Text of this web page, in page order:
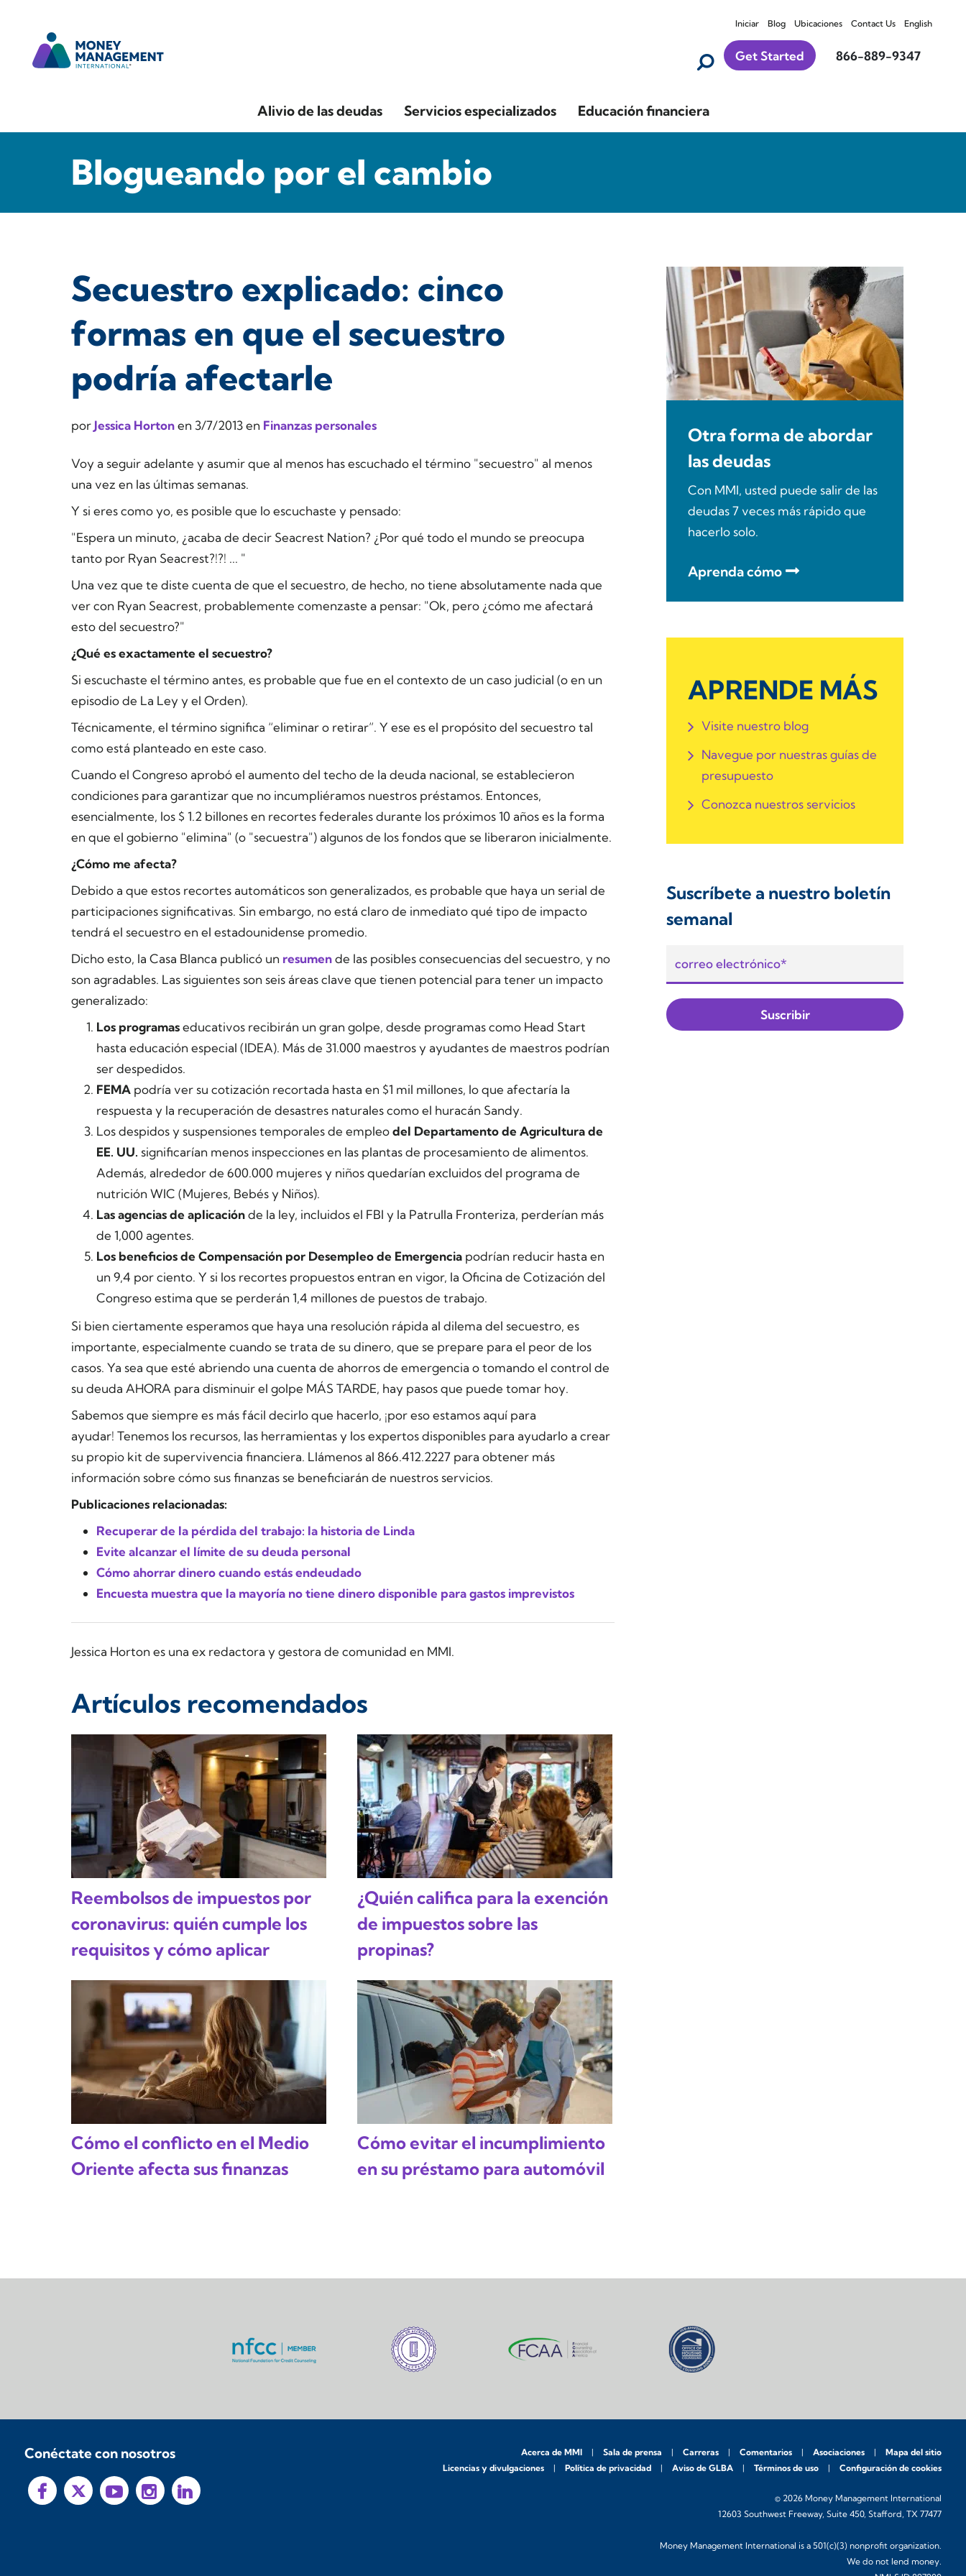
Iniciar Blog Ubicaciones Contact Us English
Get Started 866-889-9347
Alivio de las deudas Servicios especializados Educación financiera
Blogueando por el cambio
Secuestro explicado: cinco
formas en que el secuestro
podría afectarle
porJessica Hortonen 3/7/2013en Finanzas personales
Voy a seguir adelante y asumir que al menos hasescuchadoel término "secuestro" al menos
una vez en las últimas semanas.
Y si eres como yo, es posible que lo escuchaste y pensado:
"Espera un minuto, ¿acaba de decir Seacrest Nation? ¿Por qué todo el mundo se preocupa
tanto por Ryan Seacrest?!?! ... "
Una vez que te diste cuenta de que el secuestro, de hecho, no tiene absolutamente nada que
ver con Ryan Seacrest, probablemente comenzaste a pensar: "Ok, pero ¿cómo me afectará
esto del secuestro?"
¿Qué es exactamente el secuestro?
Si escuchaste el término antes, es probable que fue en el contexto de un caso judicial (o en un
episodio de La Ley y el Orden).
Técnicamente, el término significa “eliminar o retirar”. Y ese es el propósito del secuestro tal
como está planteado en este caso.
Cuando el Congreso aprobó el aumento del techo de la deuda nacional, se establecieron
condiciones para garantizar que no incumpliéramos nuestros préstamos. Entonces,
esencialmente, los $ 1.2 billones en recortes federales durante los próximos 10 años es la forma
en que el gobierno "elimina" (o "secuestra") algunos de los fondos que se liberaron inicialmente.
¿Cómo me afecta?
Debido a que estos recortes automáticos son generalizados, es probable que haya un serial de
participaciones significativas. Sin embargo, no está claro de inmediato qué tipo de impacto
tendrá el secuestro en el estadounidense promedio.
Dicho esto, la Casa Blanca publicó un resumende las posibles consecuencias del secuestro, y no
son agradables. Las siguientes son seis áreas clave que tienen potencial para tener un impacto
generalizado:
Los programaseducativos recibirán un gran golpe, desde programas como Head Start
hasta educación especial (IDEA). Más de 31.000 maestros y ayudantes de maestros podrían
ser despedidos.
FEMA podría ver su cotización recortada hasta en $1 mil millones, lo que afectaría la
respuesta y la recuperación de desastres naturales como el huracán Sandy.
Los despidos y suspensiones temporales de empleodel Departamento de Agricultura de
EE. UU. significarían menos inspecciones en las plantas de procesamiento de alimentos.
Además, alrededor de 600.000 mujeres y niños quedarían excluidos del programa de
nutrición WIC (Mujeres, Bebés y Niños).
Las agencias de aplicaciónde la ley, incluidos el FBI y la Patrulla Fronteriza, perderían más
de 1,000 agentes.
Los beneficios de Compensación por Desempleo de Emergencia podrían reducir hasta en
un 9,4 por ciento. Y si los recortes propuestos entran en vigor, la Oficina de Cotización del
Congreso estima que se perderán 1,4 millones de puestos de trabajo.
Si bien ciertamente esperamos que haya una resolución rápida al dilema del secuestro, es
importante, especialmente cuando se trata de su dinero, que se prepare para el peor de los
casos. Ya sea que esté abriendo una cuenta de ahorros de emergencia o tomando el control de
su deuda AHORA para disminuir el golpe MÁS TARDE, hay pasos que puede tomar hoy.
Sabemos que siempre es más fácil decirlo que hacerlo, ¡por eso estamos aquí para
ayudar! Tenemos los recursos, las herramientas y los expertos disponibles para ayudarlo a crear
su propio kit de supervivencia financiera. Llámenos al 866.412.2227 para obtener más
información sobre cómo sus finanzas se beneficiarán de nuestros servicios.
Publicaciones relacionadas:
Recuperar de la pérdida del trabajo: la historia de Linda
Evite alcanzar el límite de su deuda personal
Cómo ahorrar dinero cuando estás endeudado
Encuesta muestra que la mayoría no tiene dinero disponible para gastos imprevistos
Jessica Horton es una ex redactora y gestora de comunidad en MMI.
Artículos recomendados
Reembolsos de impuestos por
coronavirus: quién cumple los
requisitos y cómo aplicar
¿Quién califica para la exención
de impuestos sobre las
propinas?
Cómo el conflicto en el Medio
Oriente afecta sus finanzas
Cómo evitar el incumplimiento
en su préstamo para automóvil
Otra forma de abordar
las deudas
Con MMI, usted puede salir de las
deudas 7 veces más rápido que
hacerlo solo.
Aprenda cómo
APRENDE MÁS
Visite nuestro blog
Navegue por nuestras guías de
presupuesto
Conozca nuestros servicios
Suscríbete a nuestro boletín
semanal
Conéctate con nosotros Acerca de MMI Sala de prensa Carreras Comentarios Asociaciones
Mapa del sitio
Licencias y divulgaciones
Política de privacidad Aviso de GLBA Términos de uso Configuración de cookies
© 2026 Money Management International
12603 Southwest Freeway, Suite 450, Stafford, TX 77477
Money Management International is a 501(c)(3) nonprofit organization.
We do not lend money.